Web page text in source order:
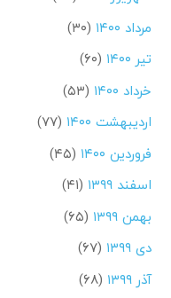
مرداد ۱۴۰۰
(۳۰)
تیر ۱۴۰۰
(۶۰)
خرداد ۱۴۰۰
(۵۳)
اردیبهشت ۱۴۰۰
(۷۷)
فروردین ۱۴۰۰
(۴۵)
اسفند ۱۳۹۹
(۴۱)
بهمن ۱۳۹۹
(۶۵)
دی ۱۳۹۹
(۶۷)
آذر ۱۳۹۹
(۶۸)